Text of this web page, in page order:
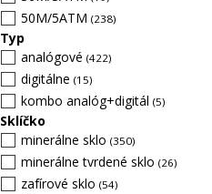
50M/5ATM (238)
Typ
analógové (422)
digitálne (15)
kombo analóg+digitál (5)
Sklíčko
minerálne sklo (350)
minerálne tvrdené sklo (26)
zafírové sklo (54)